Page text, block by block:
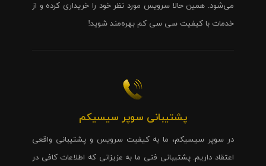
می‌شود. همین حالا سرویس مورد نظر خود را خریداری کرده و از
خدمات با کیفیت سی سی کم بهره‌مند شوید!
پشتیبانی سوپر سیسیکم
در سوپر سیسیکم، ما به کیفیت سرویس و پشتیبانی واقعی
اعتقاد داریم. پشتیبانی فنی ما به عزیزانی که اطلاعات کافی در